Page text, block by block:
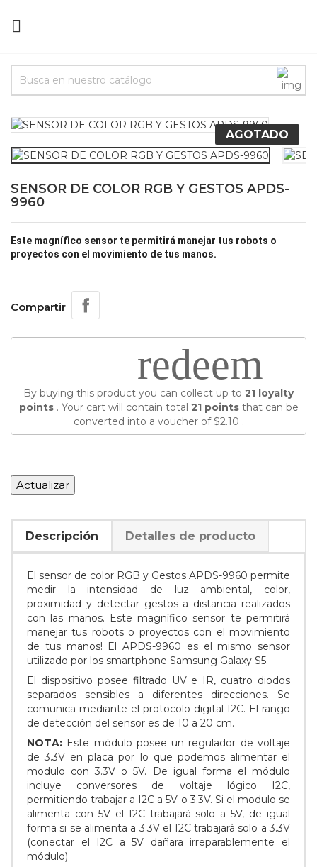

AGOTADO
SENSOR DE COLOR RGB Y GESTOS APDS-
9960
Este magnífico sensor te permitirá manejar tus robots o
proyectos con el movimiento de tus manos.
Compartir
redeem
By buying this product you can collect up to 21 loyalty
points. Your cart will contain total 21pointsthat can be
converted into a voucher of$2.10 .
Descripción Detalles de producto
El sensor de color RGB y Gestos APDS-9960 permite
medir la intensidad de luz ambiental, color,
proximidad y detectar gestos a distancia realizados
con las manos. Este magnífico sensor te permitirá
manejar tus robots o proyectos con el movimiento
de tus manos! El APDS-9960 es el mismo sensor
utilizado por los smartphone Samsung Galaxy S5.
El dispositivo posee filtrado UV e IR, cuatro diodos
separados sensibles a diferentes direcciones. Se
comunica mediante el protocolo digital I2C. El rango
de detección del sensor es de 10 a 20 cm.
NOTA: Este módulo posee un regulador de voltaje
de 3.3V en placa por lo que podemos alimentar el
modulo con 3.3V o 5V. De igual forma el módulo
incluye conversores de voltaje lógico I2C,
permitiendo trabajar a I2C a 5V o 3.3V. Si el modulo se
alimenta con 5V el I2C trabajará solo a 5V, de igual
forma si se alimenta a 3.3V el I2C trabajará solo a 3.3V
(conectar el I2C a 5V dañara irreparablemente el
módulo)